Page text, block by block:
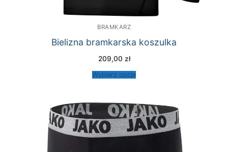
BRAMKARZ
Bielizna bramkarska koszulka
209,00 zł
Wybierz opcje